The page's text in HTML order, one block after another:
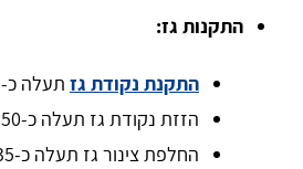
התקנות גז:
התקנת נקודת גז תעלה כ-300 - 500 ₪
הזזת נקודת גז תעלה כ-350 - 450 ₪.
החלפת צינור גז תעלה כ-35 - 65 ₪ למטר.